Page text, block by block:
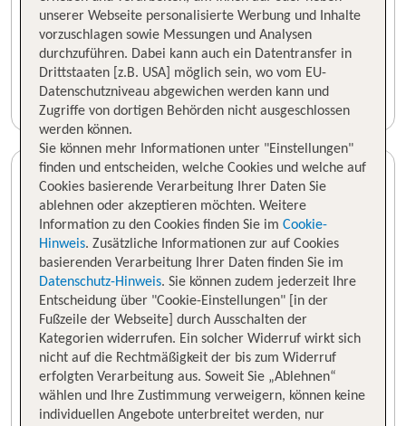
unserer Webseite personalisierte Werbung und Inhalte
vorzuschlagen sowie Messungen und Analysen
durchzuführen. Dabei kann auch ein Datentransfer in
Drittstaaten [z.B. USA] möglich sein, wo vom EU-
Datenschutzniveau abgewichen werden kann und
Zugriffe von dortigen Behörden nicht ausgeschlossen
werden können.
Sie können mehr Informationen unter "Einstellungen"
finden und entscheiden, welche Cookies und welche auf
Cookies basierende Verarbeitung Ihrer Daten Sie
ablehnen oder akzeptieren möchten. Weitere
Information zu den Cookies finden Sie im Cookie-
Hinweis. Zusätzliche Informationen zur auf Cookies
basierenden Verarbeitung Ihrer Daten finden Sie im
Datenschutz-Hinweis. Sie können zudem jederzeit Ihre
Entscheidung über "Cookie-Einstellungen" [in der
Fußzeile der Webseite] durch Ausschalten der
Kategorien widerrufen. Ein solcher Widerruf wirkt sich
nicht auf die Rechtmäßigkeit der bis zum Widerruf
erfolgten Verarbeitung aus. Soweit Sie „Ablehnen“
wählen und Ihre Zustimmung verweigern, können keine
individuellen Angebote unterbreitet werden, nur